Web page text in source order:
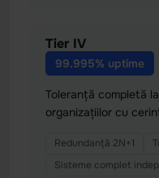
Tier IV
99.995% uptime
Toleranță completă
organizațiilor cu
Redundanță 2N+1
Sisteme complet